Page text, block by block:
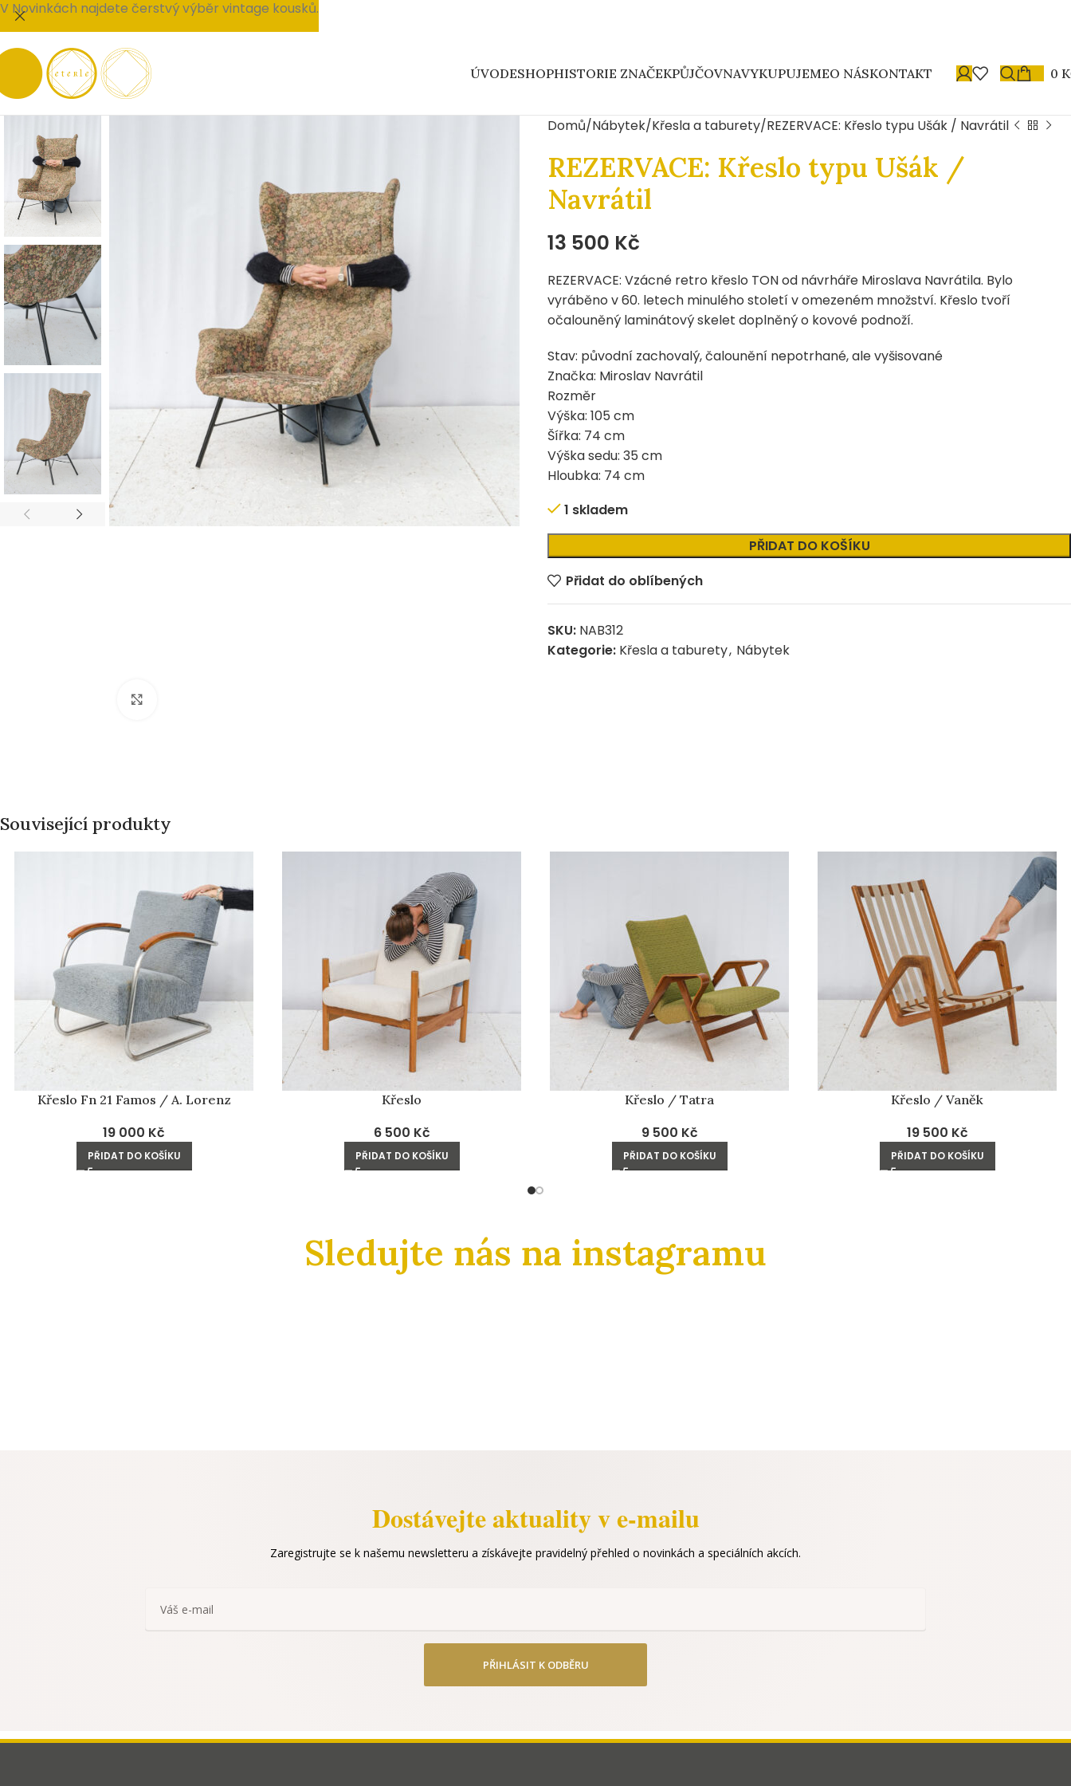
ÚVODESHOPHISTORIE ZNAČEKPŮJČOVNAVYKUPUJEMEO NÁSKONTAKT 0
Domů Nábytek Křesla a taburety REZERVACE: Křeslo typu Ušák / Navrátil
REZERVACE: Křeslo typu Ušák /
Navrátil
13 500 Kč
REZERVACE: Vzácné retro křeslo TON od návrháře Miroslava Navrátila. Bylo
vyráběno v 60. letech minulého století v omezeném množství. Křeslo tvoří
očalouněný laminátový skelet doplněný o kovové podnoží.
Stav: původní zachovalý, čalounění nepotrhané, ale vyšisované
Značka: Miroslav Navrátil
Rozměr
Výška: 105 cm
Šířka: 74 cm
Výška sedu: 35 cm
Hloubka: 74 cm
1 skladem
PŘIDAT DO KOŠÍKU
Přidat do oblíbených
SKU: NAB312
Kategorie: Křesla a taburety, Nábytek
Související produkty
Křeslo Fn 21 Famos / A. Lorenz
19 000 Kč
PŘIDAT DO KOŠÍKU
Křeslo
6 500 Kč
PŘIDAT DO KOŠÍKU
Křeslo / Tatra
9 500 Kč
PŘIDAT DO KOŠÍKU
Křeslo / Vaněk
19 500 Kč
PŘIDAT DO KOŠÍKU
Sledujte nás na instagramu
Dostávejte aktuality v e-mailu
Zaregistrujte se k našemu newsletteru a získávejte pravidelný přehled o novinkách a speciálních akcích.
PŘIHLÁSIT K ODBĚRU
V Novinkách najdete čerstvý výběr vintage kousků.